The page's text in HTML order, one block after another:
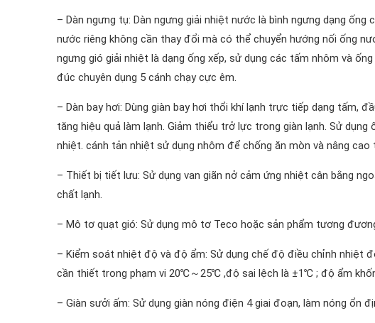
– Dàn ngưng tụ: Dàn ngưng giải nhiệt nước là bình ngưng dạng
nước riêng không cần thay đổi mà có thể chuyển hướng nối ống
ngưng gió giải nhiệt là dạng ống xếp, sử dụng các tấm nhôm và
đúc chuyên dụng 5 cánh chạy cực êm.
– Dàn bay hơi: Dùng giàn bay hơi thổi khí lạnh trực tiếp dạng tấm,
tăng hiệu quả làm lạnh. Giảm thiểu trở lực trong giàn lạnh. Sử
nhiệt. cánh tản nhiệt sử dụng nhôm để chống ăn mòn và nâng cao
– Thiết bị tiết lưu: Sử dụng van giãn nở cảm ứng nhiệt cân bằng
chất lạnh.
– Mô tơ quạt gió: Sử dụng mô tơ Teco hoặc sản phẩm tương
– Kiểm soát nhiệt độ và độ ẩm: Sử dụng chế độ điều chỉnh nhiệt
cần thiết trong phạm vi 20℃～25℃ ,độ sai lệch là ±1℃ ; độ ẩm
– Giàn sưởi ấm: Sử dụng giàn nóng điện 4 giai đoạn, làm nóng ổn